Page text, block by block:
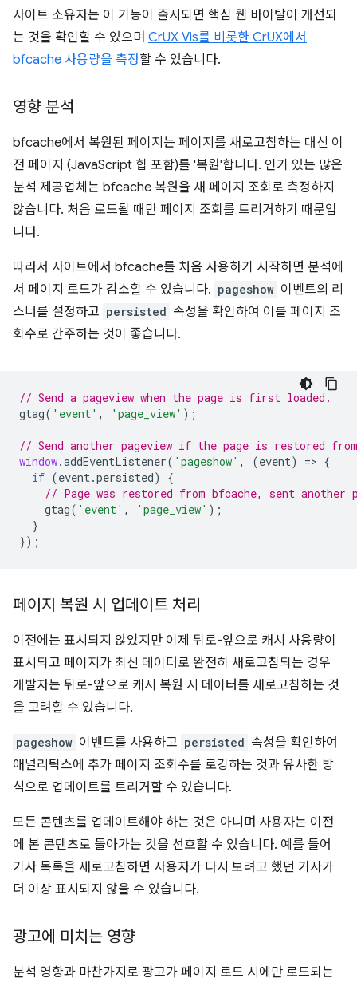
사이트 소유자는 이 기능이 출시되면 핵심 웹 바이탈이 개선되
는 것을 확인할 수 있으며 CrUX Vis를 비롯한 CrUX에서
bfcache 사용량을 측정할 수 있습니다.
영향 분석
bfcache에서 복원된 페이지는 페이지를 새로고침하는 대신 이
전 페이지 (JavaScript 힙 포함)를 '복원'합니다. 인기 있는 많은
분석 제공업체는 bfcache 복원을 새 페이지 조회로 측정하지
않습니다. 처음 로드될 때만 페이지 조회를 트리거하기 때문입
니다.
따라서 사이트에서 bfcache를 처음 사용하기 시작하면 분석에
서 페이지 로드가 감소할 수 있습니다. pageshow 이벤트의 리
스너를 설정하고 persisted 속성을 확인하여 이를 페이지 조
회수로 간주하는 것이 좋습니다.
// Send a pageview when the page is first loaded.
gtag( 'event' , 'page_view' );
// Send another pageview if the page is restored
window.addEventListener( 'pageshow' , (event) => {
if (event.persisted)
{
// Page was restored from bfcache, sent another
gtag( 'event' , 'page_view' );
}
});
페이지 복원 시 업데이트 처리
이전에는 표시되지 않았지만 이제 뒤로-앞으로 캐시 사용량이
표시되고 페이지가 최신 데이터로 완전히 새로고침되는 경우
개발자는 뒤로-앞으로 캐시 복원 시 데이터를 새로고침하는 것
을 고려할 수 있습니다.
pageshow 이벤트를 사용하고 persisted 속성을 확인하여
애널리틱스에 추가 페이지 조회수를 로깅하는 것과 유사한 방
식으로 업데이트를 트리거할 수 있습니다.
모든 콘텐츠를 업데이트해야 하는 것은 아니며 사용자는 이전
에 본 콘텐츠로 돌아가는 것을 선호할 수 있습니다. 예를 들어
기사 목록을 새로고침하면 사용자가 다시 보려고 했던 기사가
더 이상 표시되지 않을 수 있습니다.
광고에 미치는 영향
분석 영향과 마찬가지로 광고가 페이지 로드 시에만 로드되는